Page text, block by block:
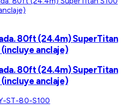
80ft (24.4m) SuperTitan
anclaje)
80ft (24.4m) SuperTitan
anclaje)
ST-80-S100